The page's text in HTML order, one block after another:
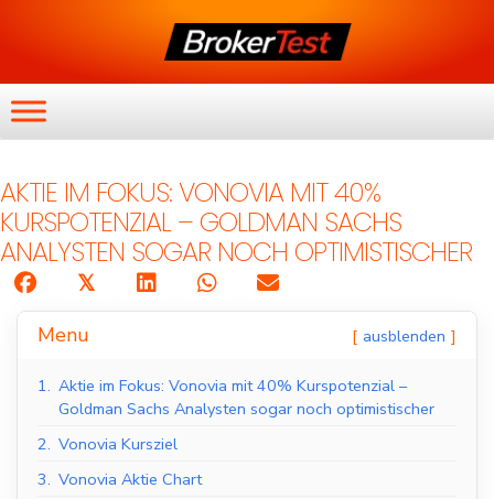
AKTIE IM FOKUS: VONOVIA MIT 40%
KURSPOTENZIAL – GOLDMAN SACHS
ANALYSTEN SOGAR NOCH OPTIMISTISCHER
𝕏
Menu ausblenden
1. Aktie im Fokus: Vonovia mit 40% Kurspotenzial –
Goldman Sachs Analysten sogar noch optimistischer
2. Vonovia Kursziel
3. Vonovia Aktie Chart